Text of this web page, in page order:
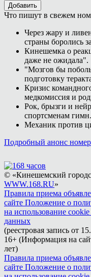
Добавить
Что пишут в свежем
Через жару и
страны боролись
Кинешемка о
даже не ожидала".
"Мозгов бы
подготовку
Кризис
медкомиссия и
Рок, брызги и
спортсменам гимн.
Механик против
Подробный анонс
© «Кинешемский
WWW.168.RU»
Правила приема
сайте Положение о
на использование cookie
данных
(реестровая запись от
16+ (Информация на
лет)
Правила приема
сайте Положение о